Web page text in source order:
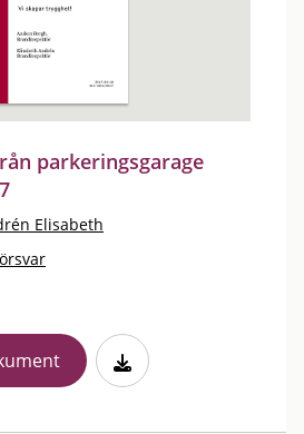
parkeringsgarage
Elisabeth